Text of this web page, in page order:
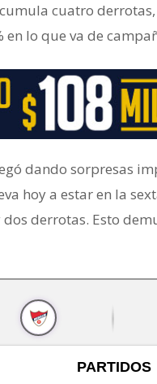
cuatro
lo que va de
dando sorpresas
hoy a estar en la
derrotas. Esto